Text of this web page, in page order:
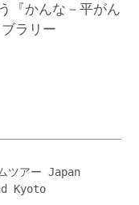
『かんな－平がん
ラリー